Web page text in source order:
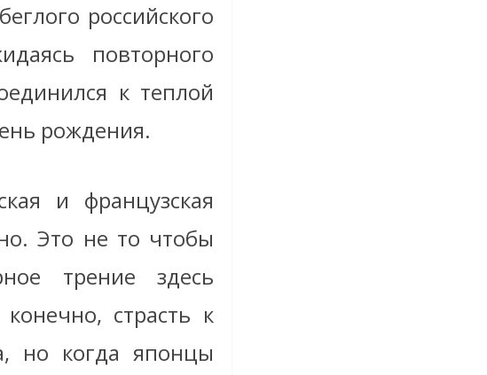
российского
повторного
к теплой
рождения.
и французская
Это не то чтобы
трение здесь
страсть к
но когда японцы